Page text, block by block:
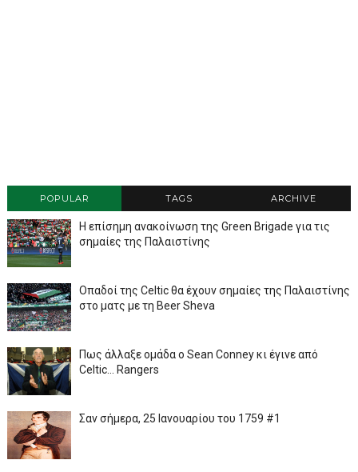
POPULAR TAGS ARCHIVE
Η επίσημη ανακοίνωση της Green Brigade για τις
σημαίες της Παλαιστίνης
Οπαδοί της Celtic θα έχουν σημαίες της Παλαιστίνης
στο ματς με τη Beer Sheva
Πως άλλαξε ομάδα ο Sean Conney κι έγινε από
Celtic... Rangers
Σαν σήμερα, 25 Ιανουαρίου του 1759 #1